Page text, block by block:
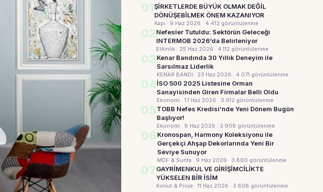
01ŞİRKETLERDE BÜYÜK OLMAK DEĞİL
DÖNÜŞEBİLMEK ÖNEM KAZANIYOR
Kapı · 9 Haz 2026 · 4.412 görüntülenme
02Nefesler Tutuldu: Sektörün Geleceği
INTERMOB 2026’da Belirleniyor
Etkinlik · 25 Haz 2026 · 4.112 görüntülenme
03Kenar Bandında 30 Yıllık Deneyim ile
Sarsılmaz Liderlik
KENAR BANDI · 23 Haz 2026 · 4.071 görüntülenme
04İSO 500 2025 Listesine Orman
Sanayisinden Giren Firmalar Belli Oldu
Ekonomi · 17 Haz 2026 · 3.912 görüntülenme
05TOBB Nefes Kredisi’nde Yeni Dönem Bugün
Başlıyor!
Ekonomi · 8 Haz 2026 · 3.908 görüntülenme
06Kronospan, Harmony Koleksiyonu ile
Gerçekçi Ahşap Dekorlarında Yeni Bir
Seviye Sunuyor
MDF & Sunta · 9 Haz 2026 · 3.860 görüntülenme
07GAYRİMENKUL VE GİRİŞİMCİLİKTE
YÜKSELEN BİR İSİM
Konut & Proje · 11 Haz 2026 · 3.808 görüntülenme